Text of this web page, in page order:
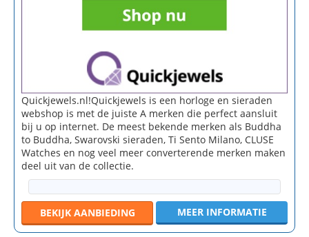
Quickjewels.nl!Quickjewels is een horloge en sieraden
webshop is met de juiste A merken die perfect aansluit
bij u op internet. De meest bekende merken als Buddha
to Buddha, Swarovski sieraden, Ti Sento Milano, CLUSE
Watches en nog veel meer converterende merken maken
deel uit van de collectie.
BEKIJK AANBIEDING MEER INFORMATIE